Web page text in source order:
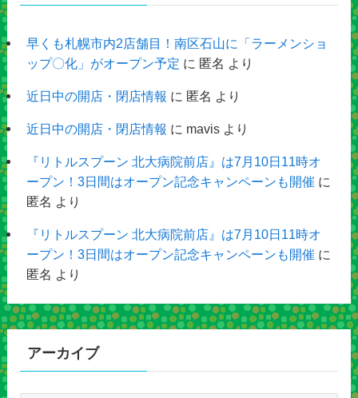
早くも札幌市内2店舗目！南区石山に「ラーメンショ
ップ〇化」がオープン予定 に 匿名 より
近日中の開店・閉店情報 に 匿名 より
近日中の開店・閉店情報 に mavisより
『リトルスプーン 北大病院前店』は7月10日11時オ
ープン！3日間はオープン記念キャンペーンも開催 に
匿名 より
『リトルスプーン 北大病院前店』は7月10日11時オ
ープン！3日間はオープン記念キャンペーンも開催 に
匿名 より
アーカイブ